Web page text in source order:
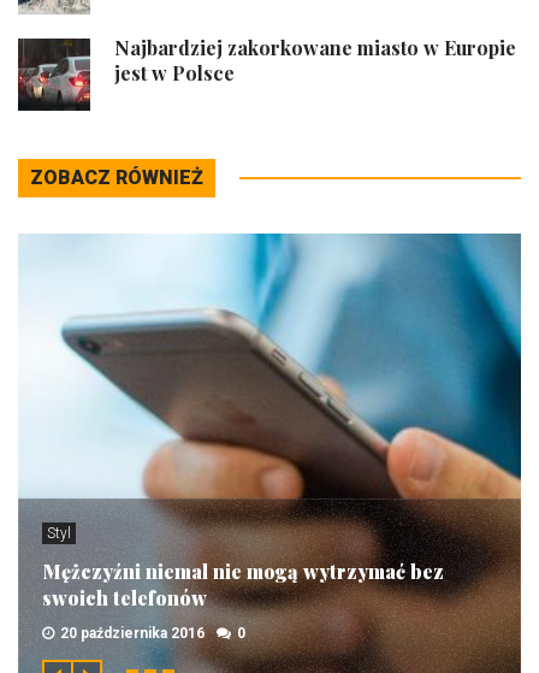
Najbardziej zakorkowane miasto w Europie
jest w Polsce
ZOBACZ RÓWNIEŻ
Styl
Mężczyźni niemal nie mogą wytrzymać bez
swoich telefonów
20 października 2016 0